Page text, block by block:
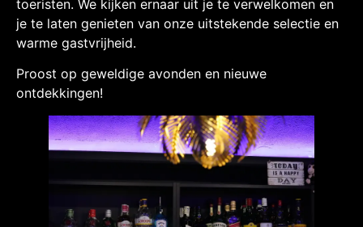
toeristen. We kijken ernaar uit je te verwelkomen en
je te laten genieten van onze uitstekende selectie en
warme gastvrijheid.
Proost op geweldige avonden en nieuwe
ontdekkingen!